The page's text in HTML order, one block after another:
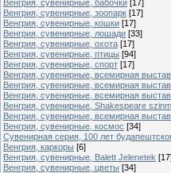
Венгрия, сувенирные, бабочки [17]
Венгрия, сувенирные, зоопарк [17]
Венгрия, сувенирные, кошки [17]
Венгрия, сувенирные, лошади [33]
Венгрия, сувенирные, охота [17]
Венгрия, сувенирные, птицы [94]
Венгрия, сувенирные, спорт [17]
Венгрия, сувенирные, всемирная
Венгрия, сувенирные, всемирная
Венгрия, сувенирные, всемирная
Венгрия, сувенирные, Shakespeare
Венгрия, сувенирные, всемирная
Венгрия, сувенирные, космос [34]
Сувенирная серия, 100 лет
Венгрия, каркоры [6]
Венгрия, сувенирные, Balett Jelenetek
Венгрия, сувенирные, цветы [34]